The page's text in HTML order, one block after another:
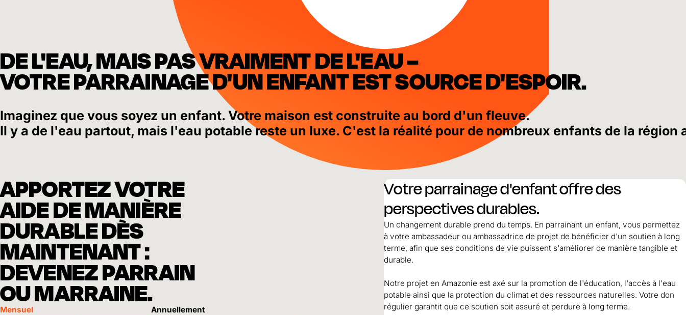
DE L'EAU, MAIS PAS VRAIMENT DE L'EAU –
VOTRE PARRAINAGE D'UN ENFANT EST SOURCE D'ESPOIR.
Imaginez que vous soyez un enfant. Votre maison est construite au bord d'un fleuve.
Il y a de l'eau partout, mais l'eau potable reste un luxe. C'est la réalité pour de nombreux enfants de la région
APPORTEZ VOTRE
AIDE DE MANIÈRE
DURABLE DÈS
MAINTENANT :
DEVENEZ PARRAIN
OU MARRAINE.
Mensuel Annuellement
Votre parrainage d'enfant offre des
perspectives durables.
Un changement durable prend du temps. En parrainant un enfant, vous permettez
à votre ambassadeur ou ambassadrice de projet de bénéficier d'un soutien à long
terme, afin que ses conditions de vie puissent s'améliorer de manière tangible et
durable.
Notre projet en Amazonie est axé sur la promotion de l'éducation, l'accès à l'eau
potable ainsi que la protection du climat et des ressources naturelles. Votre don
régulier garantit que ce soutien soit assuré et perdure à long terme.